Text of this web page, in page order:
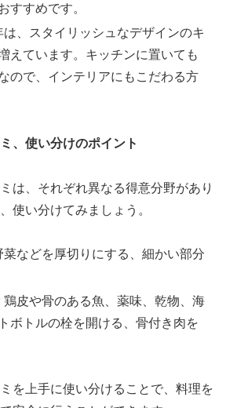
すすめです。
は、スタイリッシュなデザインのキ
えています。キッチンに置いても
ので、インテリアにもこだわる方
、使い分けのポイント
は、それぞれ異なる得意分野があり
使い分けてみましょう。
菜などを厚切りにする、細かい部分
鶏皮や骨のある魚、薬味、乾物、海
ボトルの栓を開ける、骨付き肉を
を上手に使い分けることで、料理を